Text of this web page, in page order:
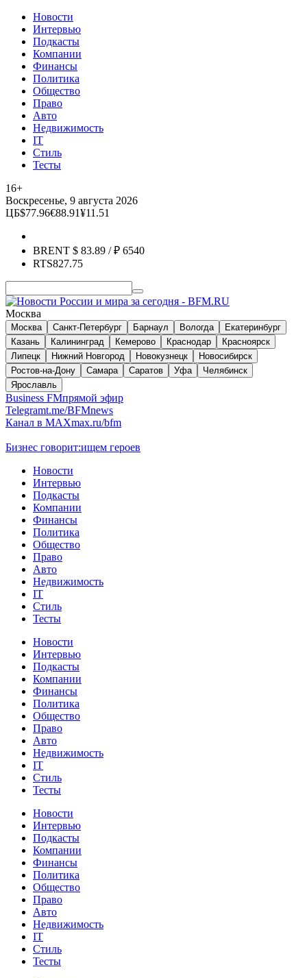
Новости
Интервью
Подкасты
Компании
Финансы
Политика
Общество
Право
Авто
Недвижимость
IT
Стиль
Тесты
16+
Воскресенье, 9 августа 2026
ЦБ$77.96€88.91¥11.51
BRENT $ 83.89 / ₽ 6540
RTS827.75
Москва
Москва Санкт-Петербург Барнаул Вологда
Екатеринбург
Казань
Калининград Кемерово Краснодар
Красноярск
Липецк
Нижний Новгород Новокузнецк
Новосибирск
Ростов-на-Дону
Самара Саратов Уфа
Челябинск
Ярославль
Business FMпрямой эфир
Telegramt.me/BFMnews
Канал в MAXmax.ru/bfm
Бизнес говорит:ищем героев
Новости
Интервью
Подкасты
Компании
Финансы
Политика
Общество
Право
Авто
Недвижимость
IT
Стиль
Тесты
Новости
Интервью
Подкасты
Компании
Финансы
Политика
Общество
Право
Авто
Недвижимость
IT
Стиль
Тесты
Новости
Интервью
Подкасты
Компании
Финансы
Политика
Общество
Право
Авто
Недвижимость
IT
Стиль
Тесты